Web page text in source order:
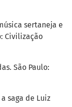
sertaneja e
Civilização
São Paulo:
saga de Luiz